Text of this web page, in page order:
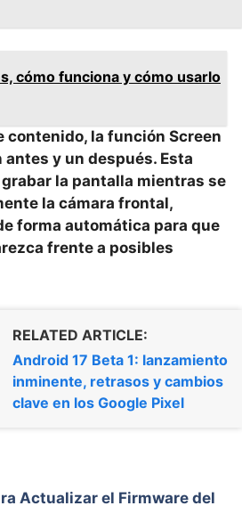
cómo funciona y cómo usarlo
contenido, la función Screen
antes y un después. Esta
la pantalla mientras se
la cámara frontal,
forma automática para que
frente a posibles
RELATED ARTICLE:
Android 17 Beta 1: lanzamiento
inminente, retrasos y cambios
clave en los Google Pixel
Actualizar el Firmware del